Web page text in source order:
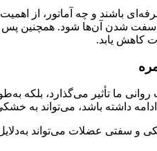
باشند و چه آماتور، از
شدن آن‌ها شود. همچنین پس
کاهش یابد.
ما تأثیر می‌گذارد، بلکه
داشته باشد، می‌تواند
و سفتی عضلات می‌تواند